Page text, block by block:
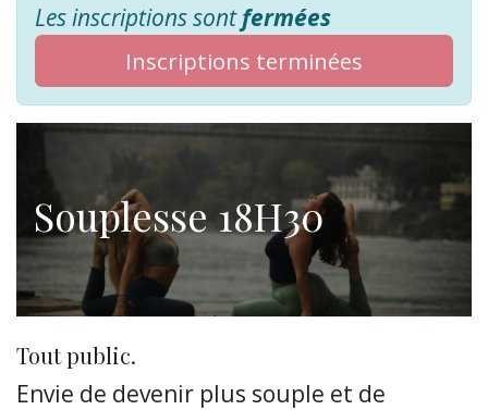
Les inscriptions sontfermées
Inscriptions terminées
Souplesse 18H30
Tout public.
Envie de devenir plus souple et de